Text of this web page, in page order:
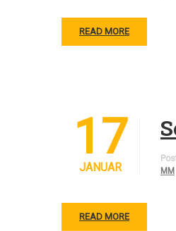
READ MORE
17
JANUAR
MM
READ MORE